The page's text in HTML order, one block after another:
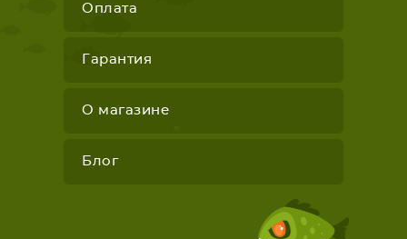
Оплата
Гарантия
О магазине
Блог